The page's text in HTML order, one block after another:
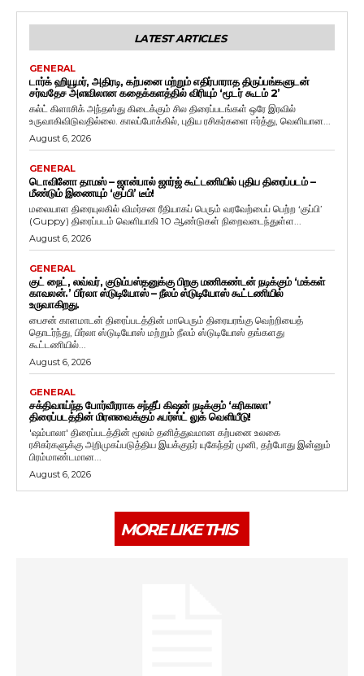
LATEST ARTICLES
GENERAL
டார்க் ஹியூமர், அதிரடி, கற்பனை மற்றும் எதிர்பாராத திருப்பங்களுடன்
சர்வதேச அளவிலான கதைக்களத்தில் விரியும் ‘மூடர் கூடம் 2’
கல்ட் கிளாசிக் அந்தஸ்து கிடைக்கும் சில திரைப்படங்கள் ஒரே இரவில்
உருவாகிவிடுவதில்லை. காலப்போக்கில், புதிய ரசிகர்களை ஈர்த்து, வெளியான...
August 6, 2026
GENERAL
டொவினோ தாமஸ் – ஜான்பால் ஜார்ஜ் கூட்டணியில் புதிய திரைப்படம் –
மீண்டும் இணையும் ‘குப்பி’ டீம்!
மலையாள திரையுலகில் விமர்சன ரீதியாகப் பெரும் வரவேற்பைப் பெற்ற ‘குப்பி’
(Guppy) திரைப்படம் வெளியாகி 10 ஆண்டுகள் நிறைவடைந்துள்ள...
August 6, 2026
GENERAL
குட் நைட், லவ்வர், குடும்பஸ்தனுக்கு பிறகு மணிகண்டன் நடிக்கும் ‘மக்கள்
காவலன்.’ பிர்லா ஸ்டுடியோஸ் – நீலம் ஸ்டுடியோஸ் கூட்டணியில்
உருவாகிறது.
பைசன் காளமாடன் திரைப்படத்தின் மாபெரும் திரையரங்கு வெற்றியைத்
தொடர்ந்து, பிர்லா ஸ்டுடியோஸ் மற்றும் நீலம் ஸ்டுடியோஸ் தங்களது
கூட்டணியில்...
August 6, 2026
GENERAL
சக்திவாய்ந்த போர்வீரராக சந்தீப் கிஷன் நடிக்கும் ‘கரிகாலா’
திரைப்படத்தின் மிரளவைக்கும் ஃபர்ஸ்ட் லுக் வெளியீடு!
'ஷம்பாலா' திரைப்படத்தின் மூலம் தனித்துவமான கற்பனை உலகை
ரசிகர்களுக்கு அறிமுகப்படுத்திய இயக்குநர் யுகேந்தர் முனி, தற்போது இன்னும்
பிரம்மாண்டமான...
August 6, 2026
MORE LIKE THIS